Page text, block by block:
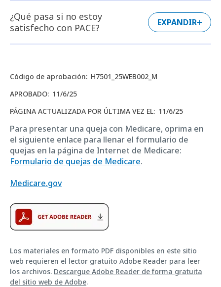
¿Qué pasa si no estoy
satisfecho con PACE?
EXPANDIR
Código de aprobación: H7501_25WEB002_M
APROBADO: 11/6/25
PÁGINA ACTUALIZADA POR ÚLTIMA VEZ EL: 11/6/25
Para presentar una queja con Medicare, oprima en
el siguiente enlace para llenar el formulario de
quejas en la página de Internet de Medicare:
Formulario de quejas de Medicare.
Medicare.gov
Los materiales en formato PDF disponibles en este sitio
web requieren el lector gratuito Adobe Reader para leer
los archivos. Descargue Adobe Reader de forma gratuita
del sitio web de Adobe.